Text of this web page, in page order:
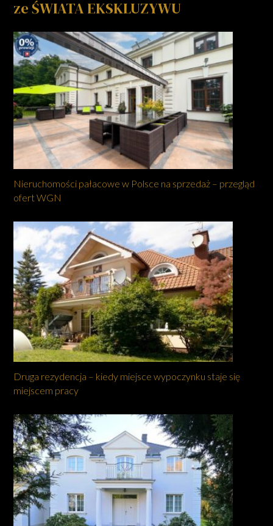
ze ŚWIATA EKSKLUZYWU
Nieruchomości pałacowe w Polsce na sprzedaż – przegląd
ofert WGN
Druga rezydencja – kiedy miejsce wypoczynku staje się
miejscem pracy